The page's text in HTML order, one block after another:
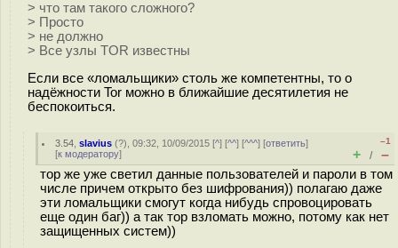
> что там такого сложного?
> Просто
> не должно
> Все узлы TOR известны
Если все «ломальщики» столь же компетентны, то о
надёжности Tor можно в ближайшие десятилетия не
беспокоиться.
3.54 ,slavius (?), 09:32, 10/09/2015 [^] [^^] [^^^] [ответить]
[к модератору]
–1
+ / –
тор же уже светил данные пользователей и пароли в том
числе причем открыто без шифрования)) полагаю даже
эти ломальщики смогут когда нибудь спровоцировать
еще один баг)) а так тор взломать можно, потому как нет
защищенных систем))